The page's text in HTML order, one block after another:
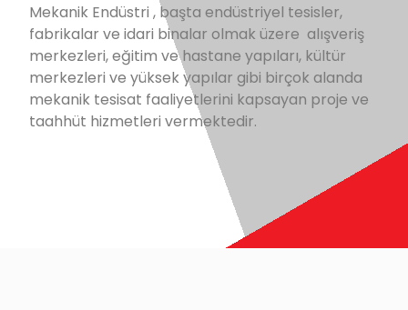
Mekanik Endüstri , başta endüstriyel tesisler,
fabrikalar ve idari binalar olmak üzere alışveriş
merkezleri, eğitim ve hastane yapıları, kültür
merkezleri ve yüksek yapılar gibi birçok alanda
mekanik tesisat faaliyetlerini kapsayan proje ve
taahhüt hizmetleri vermektedir.